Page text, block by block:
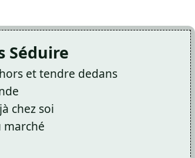
Séduire
et tendre dedans
chez soi
marché